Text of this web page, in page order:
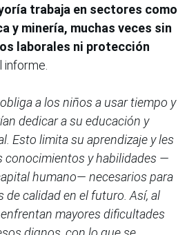
trabaja en sectores como
y minería, muchas veces sin
laborales ni protección
a los niños a usar tiempo y
dedicar a su educación y
Esto limita su aprendizaje y les
conocimientos y habilidades —
humano— necesarios para
de calidad en el futuro. Así, al
mayores dificultades